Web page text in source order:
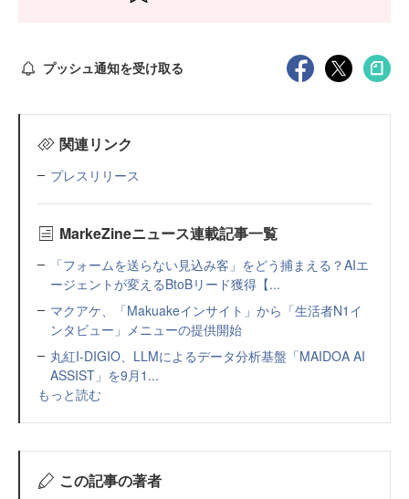
プッシュ通知を受け取る
関連リンク
プレスリリース
MarkeZineニュース連載記事一覧
「フォームを送らない見込み客」をどう捕まえる？AIエ
ージェントが変えるBtoBリード獲得【...
マクアケ、「Makuakeインサイト」から「生活者N1イ
ンタビュー」メニューの提供開始
丸紅I-DIGIO、LLMによるデータ分析基盤「MAIDOA AI
ASSIST」を9月1...
もっと読む
この記事の著者